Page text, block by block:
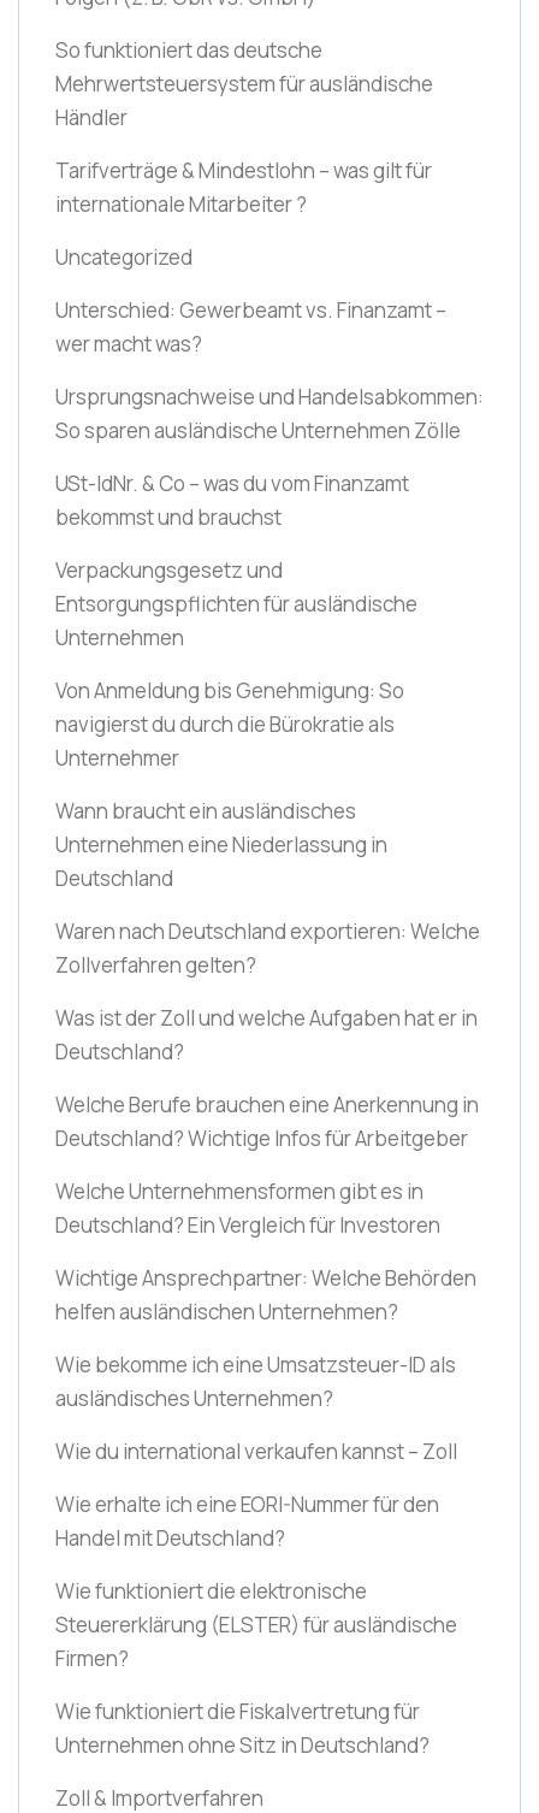
So funktioniert das deutsche
Mehrwertsteuersystem für ausländische
Händler
Tarifverträge & Mindestlohn – was gilt für
internationale Mitarbeiter ?
Uncategorized
Unterschied: Gewerbeamt vs. Finanzamt –
wer macht was?
Ursprungsnachweise und Handelsabkommen:
So sparen ausländische Unternehmen Zölle
USt-IdNr. & Co – was du vom Finanzamt
bekommst und brauchst
Verpackungsgesetz und
Entsorgungspflichten für ausländische
Unternehmen
Von Anmeldung bis Genehmigung: So
navigierst du durch die Bürokratie als
Unternehmer
Wann braucht ein ausländisches
Unternehmen eine Niederlassung in
Deutschland
Waren nach Deutschland exportieren: Welche
Zollverfahren gelten?
Was ist der Zoll und welche Aufgaben hat er in
Deutschland?
Welche Berufe brauchen eine Anerkennung in
Deutschland? Wichtige Infos für Arbeitgeber
Welche Unternehmensformen gibt es in
Deutschland? Ein Vergleich für Investoren
Wichtige Ansprechpartner: Welche Behörden
helfen ausländischen Unternehmen?
Wie bekomme ich eine Umsatzsteuer-ID als
ausländisches Unternehmen?
Wie du international verkaufen kannst – Zoll
Wie erhalte ich eine EORI-Nummer für den
Handel mit Deutschland?
Wie funktioniert die elektronische
Steuererklärung (ELSTER) für ausländische
Firmen?
Wie funktioniert die Fiskalvertretung für
Unternehmen ohne Sitz in Deutschland?
Zoll & Importverfahren